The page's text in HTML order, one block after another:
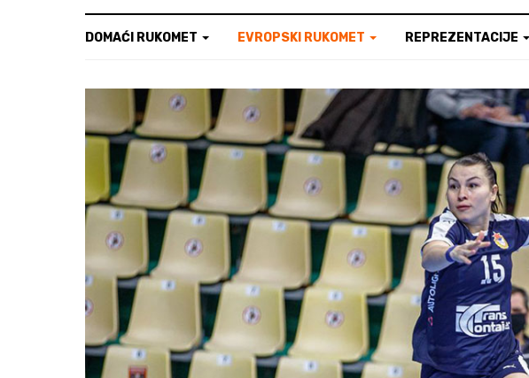
DOMAĆI RUKOMET EVROPSKI RUKOMET REPREZENTACIJE